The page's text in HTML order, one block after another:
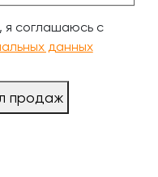
я соглашаюсь с
данных
продаж